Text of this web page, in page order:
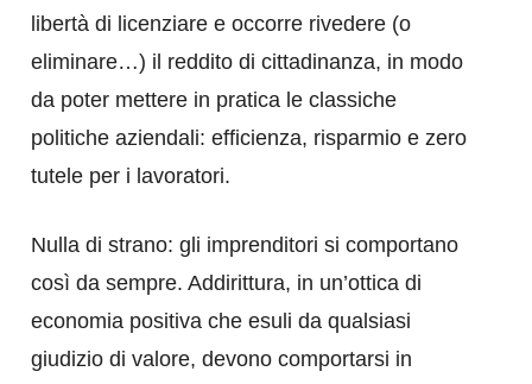
libertà di licenziare e occorre rivedere (o
eliminare…) il reddito di cittadinanza, in modo
da poter mettere in pratica le classiche
politiche aziendali: efficienza, risparmio e zero
tutele per i lavoratori.
Nulla di strano: gli imprenditori si comportano
così da sempre. Addirittura, in un’ottica di
economia positiva che esuli da qualsiasi
giudizio di valore, devono comportarsi in